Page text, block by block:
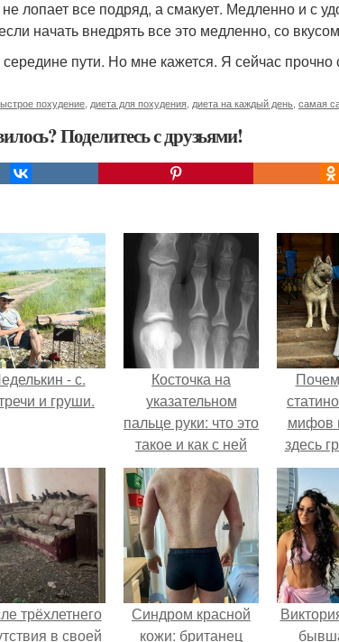
лопает все подряд, а смакует. Медленно и с
начать внедрять все это медленно, со
пути. Но мне кажется. Я сейчас прочно
похудение диета для похудения диета на каждый день самая
Поделитесь с друзьями!
- с.
и груши.
Косточка на
указательном
пальце руки: что это
такое и как с ней
бороться
мифов
здесь
трёхлетнего
в своей
Синдром красной
кожи: британец